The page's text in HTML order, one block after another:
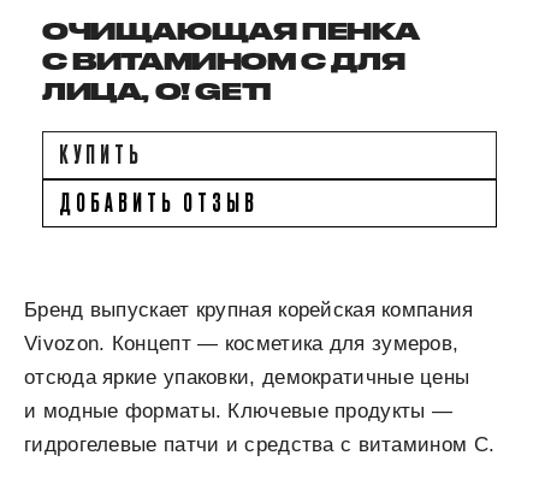
ОЧИЩАЮЩАЯ ПЕНКА
С ВИТАМИНОМ C ДЛЯ
ЛИЦА, O! GETI
КУПИТЬ
ДОБАВИТЬ ОТЗЫВ
Бренд выпускает крупная корейская компания
Vivozon. Концепт — косметика для зумеров,
отсюда яркие упаковки, демократичные цены
и модные форматы. Ключевые продукты —
гидрогелевые патчи и средства с витамином C.